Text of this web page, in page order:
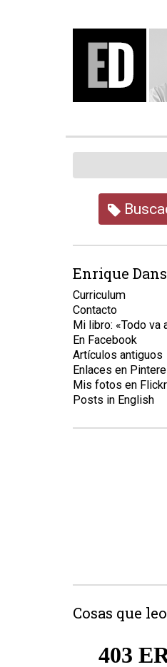
Enrique Dans
Curriculum
Contacto
Mi libro: «Todo va
En Facebook
Artículos antiguos
Enlaces en
Mis fotos en Flickr
Posts in English
Cosas que leo